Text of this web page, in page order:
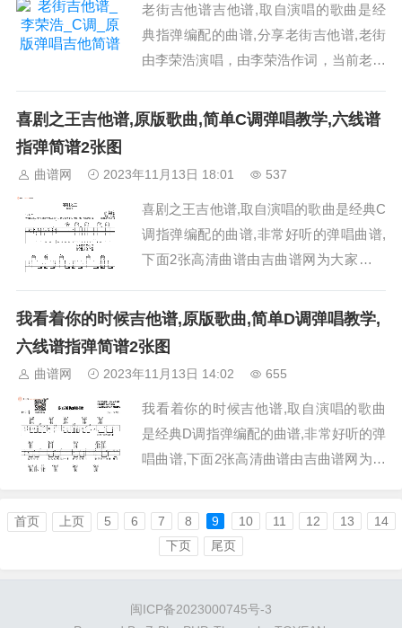
来自李荣浩的曲谱，使用的是#调故乡有
我们...
老街吉他谱吉他谱,取自演唱的歌曲是经
典指弹编配的曲谱,分享老街吉他谱,老街
由李荣浩演唱，由李荣浩作词，当前老街
法弹奏;歌词片段： ，一张褪色的照片，
睡熟在摇晃秋千，...这个吉他曲谱老街是
来自...
喜剧之王吉他谱,原版歌曲,简单C调弹唱教学,六线谱
指弹简谱2张图
曲谱网 2023年11月13日 18:01 537
喜剧之王吉他谱,取自演唱的歌曲是经典C
调指弹编配的曲谱,非常好听的弹唱曲谱,
下面2张高清曲谱由吉曲谱网为大家更新
我看着你的时候吉他谱,原版歌曲,简单D调弹唱教学,
六线谱指弹简谱2张图
曲谱网 2023年11月13日 14:02 655
我看着你的时候吉他谱,取自演唱的歌曲
是经典D调指弹编配的曲谱,非常好听的弹
唱曲谱,下面2张高清曲谱由吉曲谱网为大
注！...
首页 上页 5 6 7 8 9 10 11 12 13
14
下页
尾页
闽ICP备2023000745号-3